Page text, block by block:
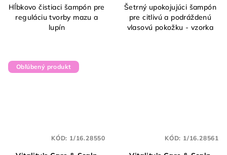
Hĺbkovo čistiaci šampón pre
reguláciu tvorby mazu a
lupín
Šetrný upokojujúci šampón
pre citlivú a podráždenú
vlasovú pokožku - vzorka
Obľúbený produkt
KÓD: 1/16.28550 KÓD: 1/16.28561